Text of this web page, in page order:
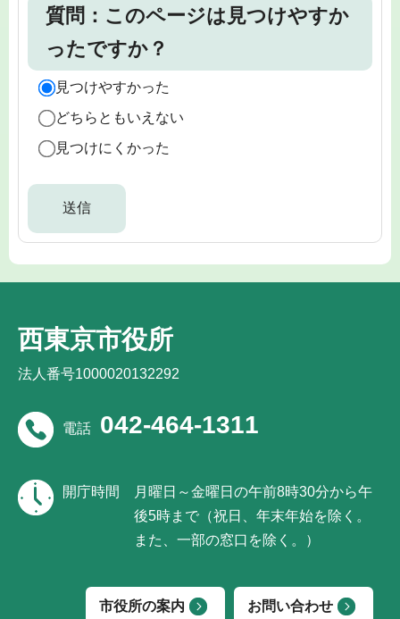
質問：このページは見つけやすか
ったですか？
見つけやすかった
どちらともいえない
見つけにくかった
西東京市役所
法人番号1000020132292
電話 042-464-1311
開庁時間
月曜日～金曜日の午前8時30分から午
後5時まで（祝日、年末年始を除く。
また、一部の窓口を除く。）
市役所の案内 お問い合わせ